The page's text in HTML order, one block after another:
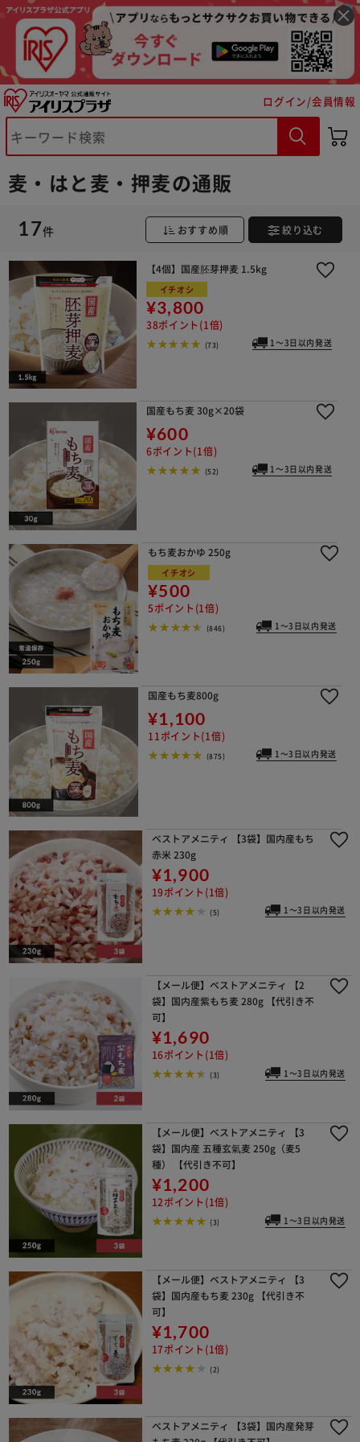
ログイン/会員情報
麦・はと麦・押麦の通販
17件 おすすめ順 絞り込む
【4個】国産胚芽押麦 1.5kg
イチオシ
¥3,800
38ポイント(1倍)
(73) 1～3日以内発送
国産もち麦 30g×20袋
¥600
6ポイント(1倍)
(52) 1～3日以内発送
もち麦おかゆ 250g
イチオシ
¥500
5ポイント(1倍)
(846) 1～3日以内発送
国産もち麦800g
¥1,100
11ポイント(1倍)
(875) 1～3日以内発送
ベストアメニティ 【3袋】国内産もち
赤米 230g
¥1,900
19ポイント(1倍)
(5) 1～3日以内発送
【メール便】ベストアメニティ 【2
袋】国内産紫もち麦 280g 【代引き不
可】
¥1,690
16ポイント(1倍)
(3) 1～3日以内発送
【メール便】ベストアメニティ 【3
袋】国内産 五種玄氣麦 250g（麦5
種） 【代引き不可】
¥1,200
12ポイント(1倍)
(3) 1～3日以内発送
【メール便】ベストアメニティ 【3
袋】国内産もち麦 230g 【代引き不
可】
¥1,700
17ポイント(1倍)
(2)
ベストアメニティ 【3袋】国内産発芽
※ご確認ください
カートに入れる 購入手続きへ